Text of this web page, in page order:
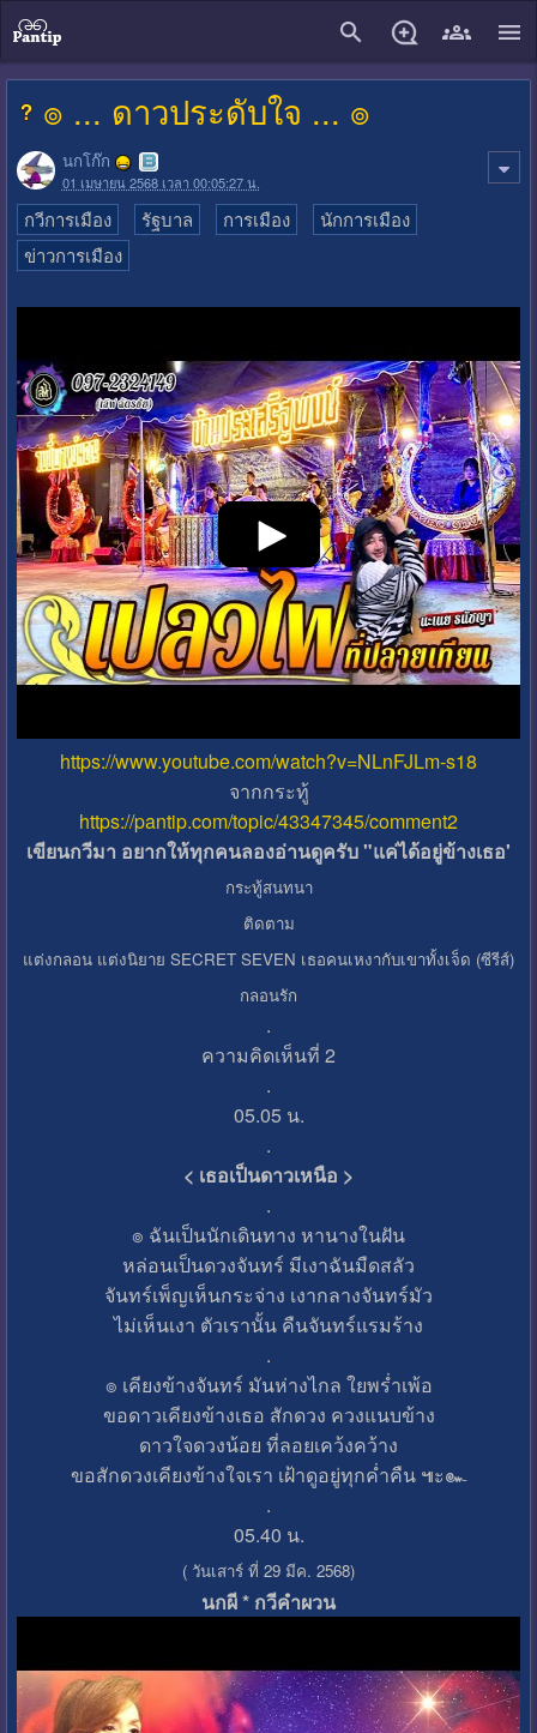
๏ ... ดาวประดับใจ ... ๏
นกโก๊ก
01 เมษายน 2568 เวลา 00:05:27 น.
กวีการเมือง รัฐบาล การเมือง
นักการเมือง
ข่าวการเมือง
https://www.youtube.com/watch?v=NLnFJLm-s18
จากกระทู้
https://pantip.com/topic/43347345/comment2
เขียนกวีมา อยากให้ทุกคนลองอ่านดูครับ "แค่ได้อยู่ข้างเธอ'
กระทู้สนทนา
ติดตาม
แต่งกลอน แต่งนิยาย SECRET SEVEN เธอคนเหงากับเขาทั้งเจ็ด (ซีรีส์)
กลอนรัก
.
ความคิดเห็นที่ 2
.
05.05 น.
.
< เธอเป็นดาวเหนือ >
.
๏ ฉันเป็นนักเดินทาง หานางในฝัน
หล่อนเป็นดวงจันทร์ มีเงาฉันมืดสลัว
จันทร์เพ็ญเห็นกระจ่าง เงากลางจันทร์มัว
ไม่เห็นเงา ตัวเรานั้น คืนจันทร์แรมร้าง
.
๏ เคียงข้างจันทร์ มันห่างไกล ใยพร่ำเพ้อ
ขอดาวเคียงข้างเธอ สักดวง ควงแนบข้าง
ดาวใจดวงน้อย ที่ลอยเคว้งคว้าง
ขอสักดวงเคียงข้างใจเรา เฝ้าดูอยู่ทุกค่ำคืน ๚ะ๛
.
05.40 น.
( วันเสาร์ ที่ 29 มีค. 2568)
นกผี * กวีคำผวน
close